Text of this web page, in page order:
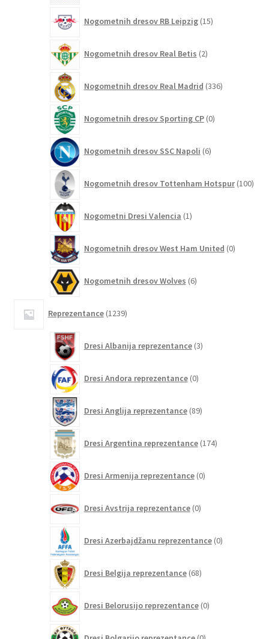
Nogometnih dresov RB Leipzig 15izdelkov
Nogometnih dresov Real Betis 2izdelka
Nogometnih dresov Real Madrid 336izdelkov
Nogometnih dresov Sporting CP 0izdelkov
Nogometnih dresov SSC Napoli 6izdelkov
Nogometnih dresov Tottenham Hotspur 100
Nogometni Dresi Valencia 1izdelek
Nogometnih dresov West Ham United 0izdelkov
Nogometnih dresov Wolves 6izdelkov
Reprezentance 1239izdelkov
Dresi Albanija reprezentance 3izdelki
Dresi Andora reprezentance 0izdelkov
Dresi Anglija reprezentance 89izdelkov
Dresi Argentina reprezentance 174izdelkov
Dresi Armenija reprezentance 0izdelkov
Dresi Avstrija reprezentance 0izdelkov
Dresi Azerbajdžanu reprezentance 0izdelkov
Dresi Belgija reprezentance 68izdelkov
Dresi Belorusijo reprezentance 0izdelkov